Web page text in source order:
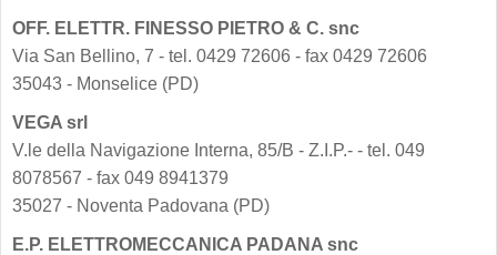
OFF. ELETTR. FINESSO PIETRO & C. snc
Via San Bellino, 7 - tel. 0429 72606 - fax 0429 72606
35043 - Monselice (PD)
VEGA srl
V.le della Navigazione Interna, 85/B - Z.I.P.- - tel. 049
8078567 - fax 049 8941379
35027 - Noventa Padovana (PD)
E.P. ELETTROMECCANICA PADANA snc